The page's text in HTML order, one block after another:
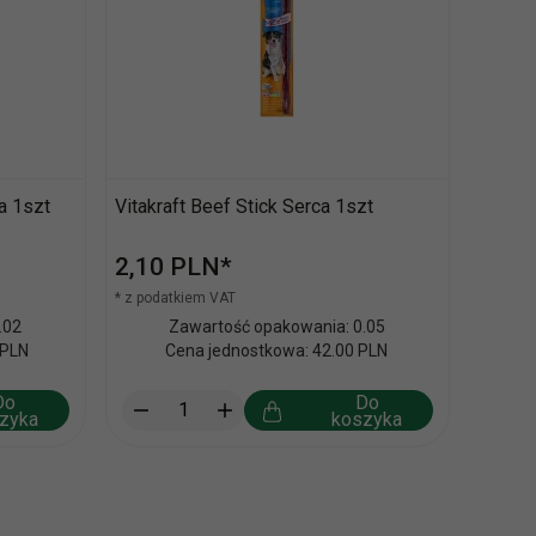
1szt Vitakraft Beef Stick Serca 1szt
2,10 PLN*
* z podatkiem VAT
Zawartość opakowania: 0.05
Cena jednostkowa: 42.00 PLN
Do
koszyka